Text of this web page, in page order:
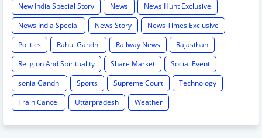
New India Special Story
News
News Hunt Exclusive
News India Special
News Story
News Times Exclusive
Politics
Rahul Gandhi Railway News
Rajasthan
Religion And Spirituality
Share Market
Social Event
sonia Gandhi
Sports Supreme Court
Technology
Train Cancel
Uttarpradesh Weather